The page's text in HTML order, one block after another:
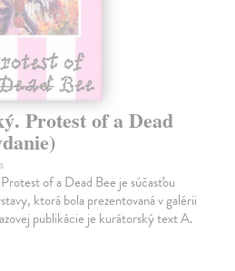
Protest of a Dead
of a Dead Bee je súčasťou
ktorá bola prezentovaná v galérii
publikácie je kurátorský text A.